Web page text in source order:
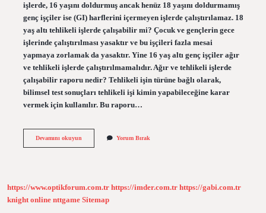
işlerde, 16 yaşını doldurmuş ancak henüz 18 yaşını doldurmamış
genç işçiler ise (GI) harflerini içermeyen işlerde çalıştırılamaz. 18
yaş altı tehlikeli işlerde çalışabilir mi? Çocuk ve gençlerin gece
işlerinde çalıştırılması yasaktır ve bu işçileri fazla mesai
yapmaya zorlamak da yasaktır. Yine 16 yaş altı genç işçiler ağır
ve tehlikeli işlerde çalıştırılmamalıdır. Ağır ve tehlikeli işlerde
çalışabilir raporu nedir? Tehlikeli işin türüne bağlı olarak,
bilimsel test sonuçları tehlikeli işi kimin yapabileceğine karar
vermek için kullanılır. Bu raporu…
Devamını okuyunAğır
Yorum Bırak
https://www.optikforum.com.tr https://imder.com.tr https://gabi.com.tr
knight online nttgame Sitemap